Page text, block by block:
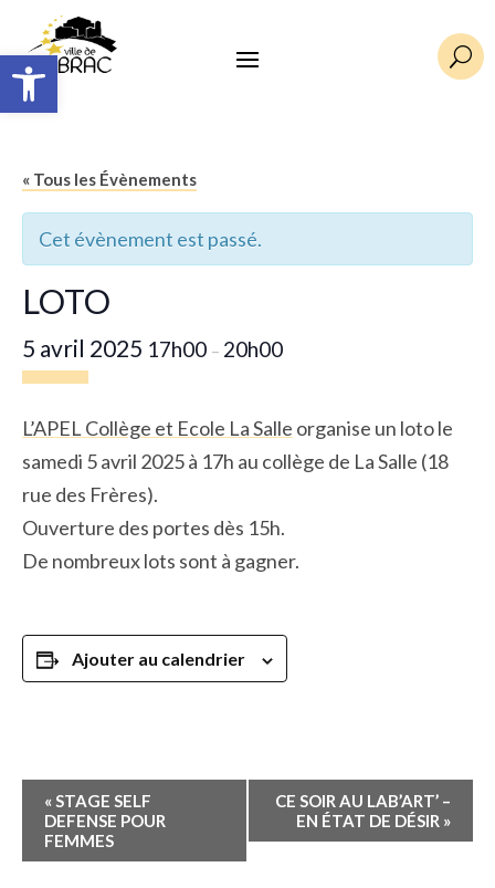
Ouvrir la barre d’outils U
« Tous les Évènements
Cet évènement est passé.
LOTO
5 avril 2025 17h00 – 20h00
L’APEL Collège et Ecole La Salle organise un loto le
samedi 5 avril 2025 à 17h au collège de La Salle (18
rue des Frères).
Ouverture des portes dès 15h.
De nombreux lots sont à gagner.
Ajouter au calendrier
Navigation
Évènement
«STAGE SELF
DEFENSE POUR
FEMMES
CE SOIR AU LAB’ART’ –
EN ÉTAT DE DÉSIR »